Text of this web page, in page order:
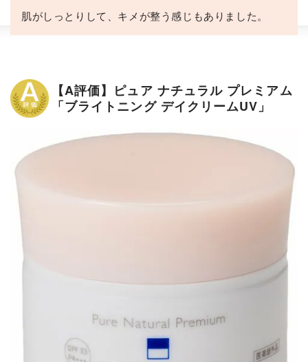
肌がしっとりして、キメが整う感じもありました。
【A評価】ピュア ナチュラル プレミアム
「ブライトニング デイクリームUV」